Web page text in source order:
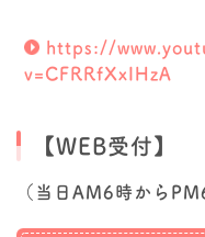
https://
v=CFRRfXxIHzA
【WEB受付】
（当日AM6時から